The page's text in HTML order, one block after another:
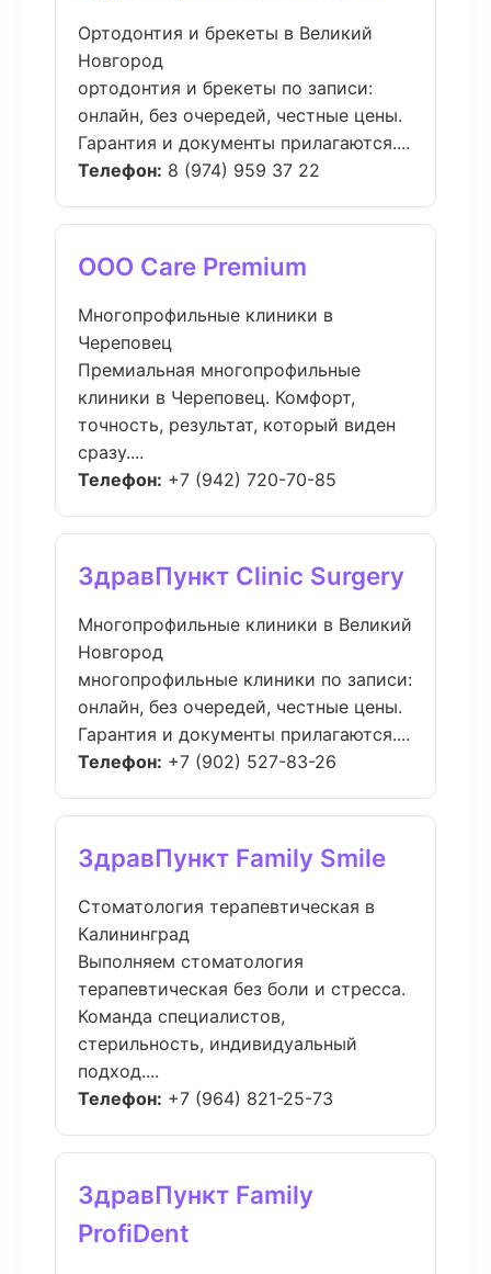
Ортодонтия и брекеты в Великий
Новгород
ортодонтия и брекеты по записи:
онлайн, без очередей, честные цены.
Гарантия и документы прилагаются....
Телефон: 8 (974) 959 37 22
ООО Care Premium
Многопрофильные клиники в
Череповец
Премиальная многопрофильные
клиники в Череповец. Комфорт,
точность, результат, который виден
сразу....
Телефон: +7 (942) 720-70-85
ЗдравПункт Clinic Surgery
Многопрофильные клиники в Великий
Новгород
многопрофильные клиники по записи:
онлайн, без очередей, честные цены.
Гарантия и документы прилагаются....
Телефон: +7 (902) 527-83-26
ЗдравПункт Family Smile
Стоматология терапевтическая в
Калининград
Выполняем стоматология
терапевтическая без боли и стресса.
Команда специалистов,
стерильность, индивидуальный
подход....
Телефон: +7 (964) 821-25-73
ЗдравПункт Family
ProfiDent